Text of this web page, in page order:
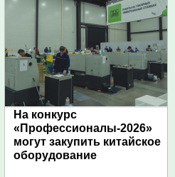
На конкурс
«Профессионалы-2026»
могут закупить китайское
оборудование